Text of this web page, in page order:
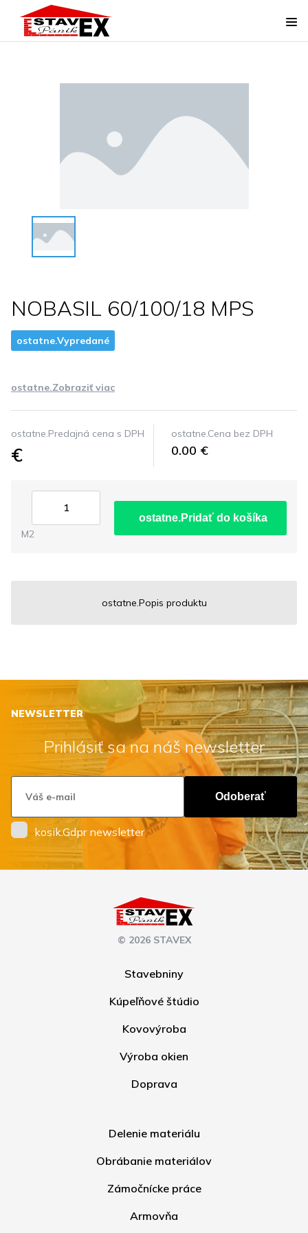
NOBASIL 60/100/18 MPS
ostatne.Vypredané
ostatne.Zobraziť viac
ostatne.Predajná cena s DPH
€
ostatne.Cena bez DPH
0.00 €
M2
ostatne.Pridať do košíka
ostatne.Popis produktu
NEWSLETTER
Prihlásiť sa na náš newsletter
Odoberať
kosik.Gdpr newsletter
© 2026 STAVEX
Stavebniny
Kúpeľňové štúdio
Kovovýroba
Výroba okien
Doprava
Delenie materiálu
Obrábanie materiálov
Zámočnícke práce
Armovňa